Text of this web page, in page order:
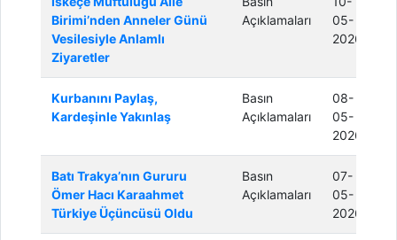
Birimi’nden Anneler Günü
Vesilesiyle Anlamlı
Ziyaretler
Açıklamaları
05-
2026
Kurbanını Paylaş,
Kardeşinle Yakınlaş
Basın
Açıklamaları
08-
05-
2026
Batı Trakya’nın Gururu
Ömer Hacı Karaahmet
Türkiye Üçüncüsü Oldu
Basın
Açıklamaları
07-
05-
2026